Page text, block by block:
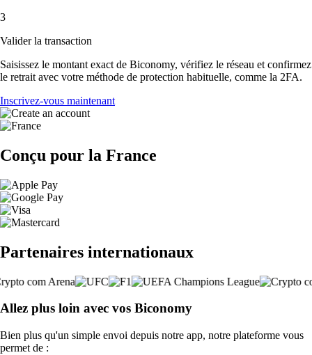
3
Valider la transaction
Saisissez le montant exact de Biconomy, vérifiez le réseau et confirmez
le retrait avec votre méthode de protection habituelle, comme la 2FA.
Inscrivez-vous maintenant
Conçu pour la France
Partenaires internationaux
Allez plus loin avec vos Biconomy
Bien plus qu'un simple envoi depuis notre app, notre plateforme vous
permet de :